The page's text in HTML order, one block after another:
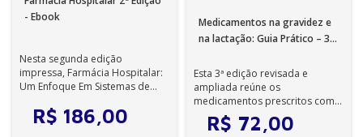
- Ebook
Nesta segunda edição
impressa, Farmácia Hospitalar:
Um Enfoque Em Sistemas de
atualização do conte...
R$ 186,00
Medicamentos na gravidez e
na lactação: Guia Prático – 3ª
Esta 3ª edição revisada e
ampliada reúne os
medicamentos prescritos com
maior frequência no exercício
da medicina: fitot...
R$ 72,00